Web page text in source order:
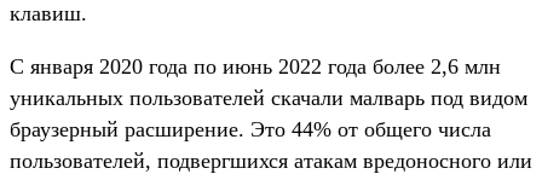
клавиш.
С января 2020 года по июнь 2022 года более 2,6 млн
уникальных пользователей скачали малварь под видом
браузерный расширение. Это 44% от общего числа
пользователей, подвергшихся атакам вредоносного или